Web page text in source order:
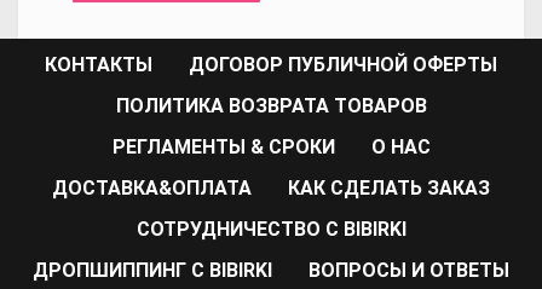
КОНТАКТЫ
ДОГОВОР ПУБЛИЧНОЙ ОФЕРТЫ
ПОЛИТИКА ВОЗВРАТА ТОВАРОВ
РЕГЛАМЕНТЫ & СРОКИ
О НАС
ДОСТАВКА&ОПЛАТА
КАК СДЕЛАТЬ ЗАКАЗ
CОТРУДНИЧЕСТВО С BIBIRKI
ДРОПШИППИНГ С BIBIRKI
ВОПРОСЫ И ОТВЕТЫ